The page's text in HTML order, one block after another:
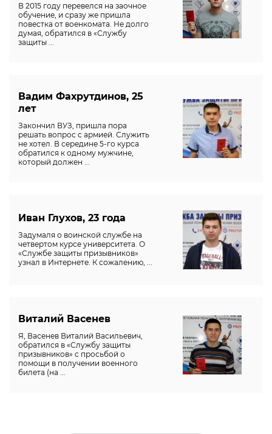
В 2015 году перевелся на заочное
обучение, и сразу же пришла
повестка от военкомата. Не долго
думая, обратился в «Службу
защиты ...
Вадим Фахрутдинов, 25
лет
Закончил ВУЗ, пришла пора
решать вопрос с армией. Служить
не хотел. В середине 5-го курса
обратился к одному мужчине,
который должен ...
Иван Глухов, 23 года
Задумаля о воинской службе на
четвертом курсе университета. О
«Службе защиты призывников»
узнал в Интернете. К сожалению, ...
Виталий Васенев
Я, Васенев Виталий Васильевич,
обратился в «Службу защиты
призывников» с просьбой о
помощи в получении военного
билета (на ...